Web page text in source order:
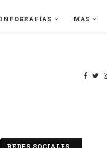
INFOGRAFÍAS MÁS
REDES SOCIALES